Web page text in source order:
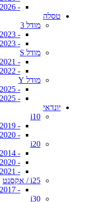
- 2026+
טסלה
מודל 3
- 2019-2023
- 2023+ (היילנד)
מודל S
- 2012-2021
- 2022+
מודל Y
- 2020-2025
- 2025+ (גוניפר)
יונדאי
i10
- 2013-2019
- 2020+
i20
- 2008-2014
- 2014-2020
- 2021+
i25 / אקסנט
- 2011-2017
i30